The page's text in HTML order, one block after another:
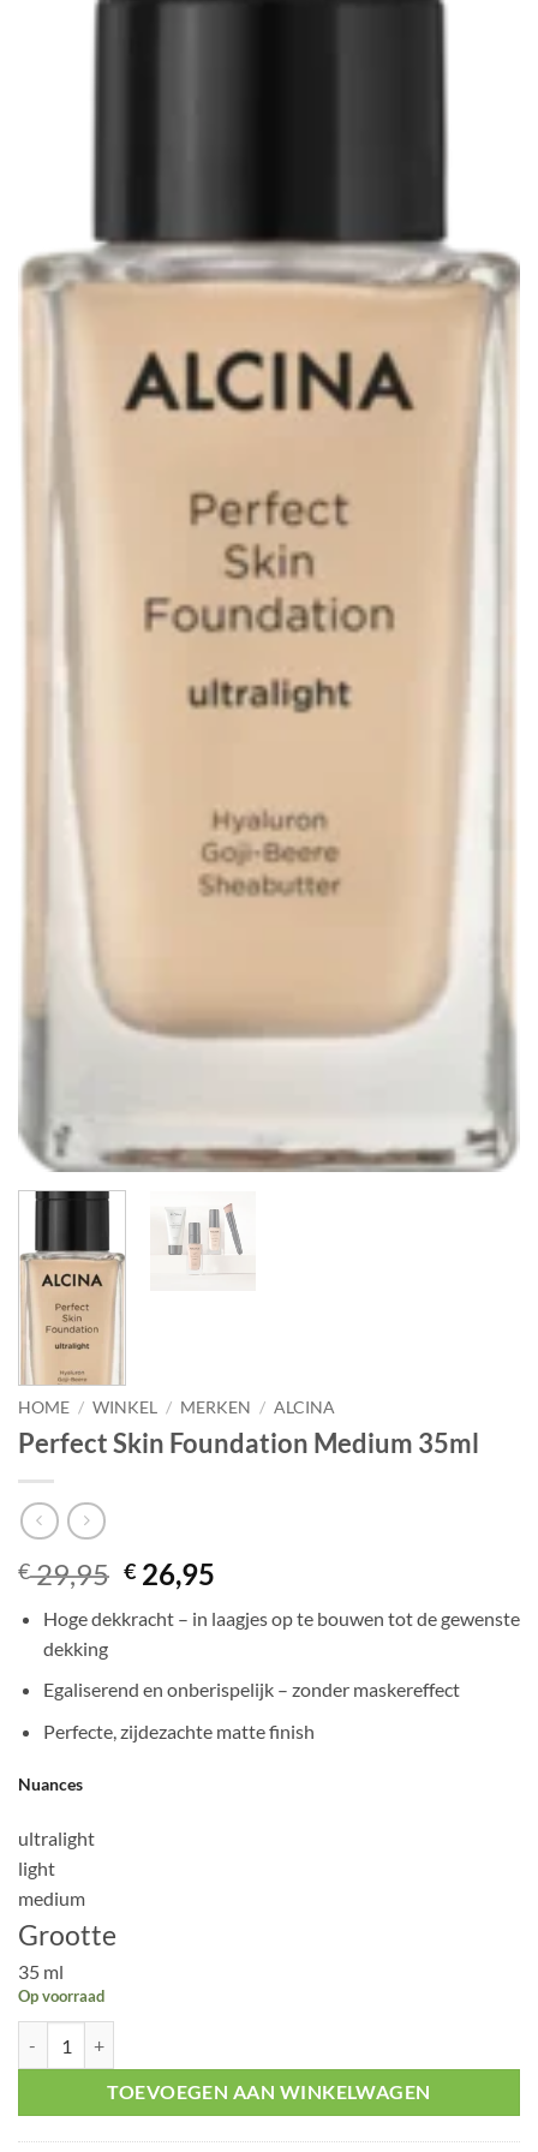
HOME / WINKEL / MERKEN / ALCINA
Perfect Skin Foundation Medium 35ml
€29,95 Oorspronkelijke
prijs
was:
€ 26,95
is:
Hoge dekkracht – in laagjes op te bouwen tot de gewenste
dekking
Egaliserend en onberispelijk – zonder maskereffect
Perfecte, zijdezachte matte finish
Nuances
ultralight
light
medium
Grootte
35 ml
Op voorraad
TOEVOEGEN AAN WINKELWAGEN